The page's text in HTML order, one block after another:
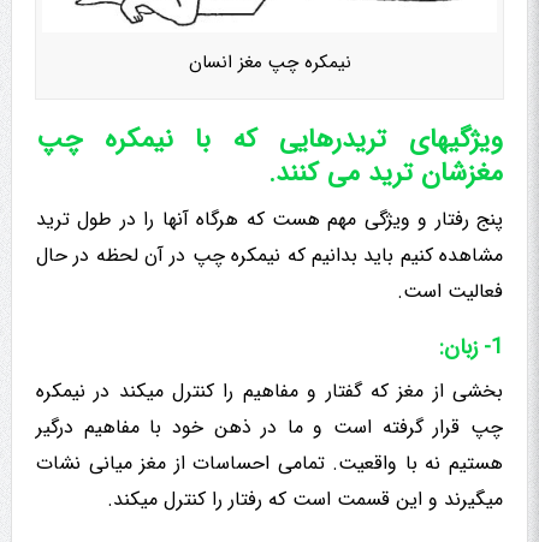
نیمکره چپ مغز انسان
ویژگیهای تریدرهایی که با نیمکره چپ
مغزشان ترید می کنند.
پنج رفتار و ویژگی مهم هست که هرگاه آنها را در طول ترید
مشاهده کنیم باید بدانیم که نیمکره چپ در آن لحظه در حال
فعالیت است.
1- زبان:
بخشی از مغز که گفتار و مفاهیم را کنترل میکند در نیمکره
چپ قرار گرفته است و ما در ذهن خود با مفاهیم درگیر
هستیم نه با واقعیت. تمامی احساسات از مغز میانی نشات
میگیرند و این قسمت است که رفتار را کنترل میکند.